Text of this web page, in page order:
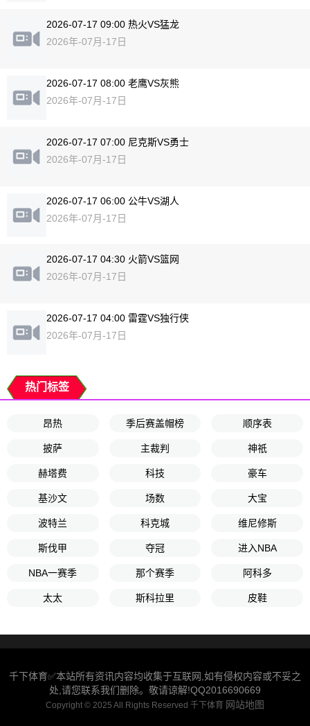
2026-07-17 09:00 热火VS猛龙
2026年-07月-17日
2026-07-17 08:00 老鹰VS灰熊
2026年-07月-17日
2026-07-17 07:00 尼克斯VS勇士
2026年-07月-17日
2026-07-17 06:00 公牛VS湖人
2026年-07月-17日
2026-07-17 04:30 火箭VS篮网
2026年-07月-17日
2026-07-17 04:00 雷霆VS独行侠
2026年-07月-17日
热门标签
昂热 季后赛盖帽榜 顺序表
披萨 主裁判 神祇
赫塔费 科技 豪车
基沙文 场数 大宝
波特兰 科克城 维尼修斯
斯伐甲 夺冠 进入NBA
NBA一赛季 那个赛季 阿科多
太太 斯科拉里 皮鞋
千下体育✅本站所有资讯内容均收集于互联网,如有侵权内容或不妥之
处,请您联系我们删除。敬请谅解!QQ2016690669
Copyright © 2025 All Rights Reserved 千下体育 网站地图